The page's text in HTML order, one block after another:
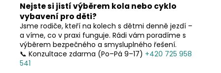
Nejste si jistí výběrem kola nebo cyklo
vybavení pro děti?
Jsme rodiče, kteří na kolech s dětmi denně jezdí –
a víme, co v praxi funguje. Rádi vám poradíme s
výběrem bezpečného a smysluplného řešení.
📞 Konzultace zdarma (Po–Pá 9–17) +420 725 958
541